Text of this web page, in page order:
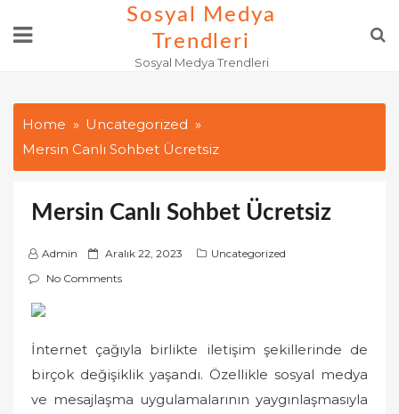
Sosyal Medya
Trendleri
Sosyal Medya Trendleri
Home
Uncategorized
Mersin Canlı Sohbet Ücretsiz
Mersin Canlı Sohbet Ücretsiz
Admin
P
o
d
o
n
Aralık 22, 2023
Uncategorized
No Comments
İnternet çağıyla birlikte iletişim şekillerinde de
birçok değişiklik yaşandı. Özellikle sosyal medya
ve mesajlaşma uygulamalarının yaygınlaşmasıyla